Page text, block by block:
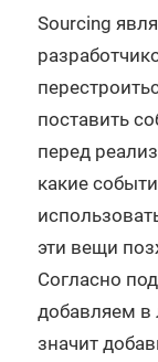
Sourcing
поставить
перед
какие
эти вещи
Согласно
добавляем
значит